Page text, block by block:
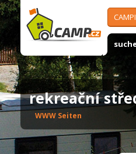
rekreační
WWW Seiten